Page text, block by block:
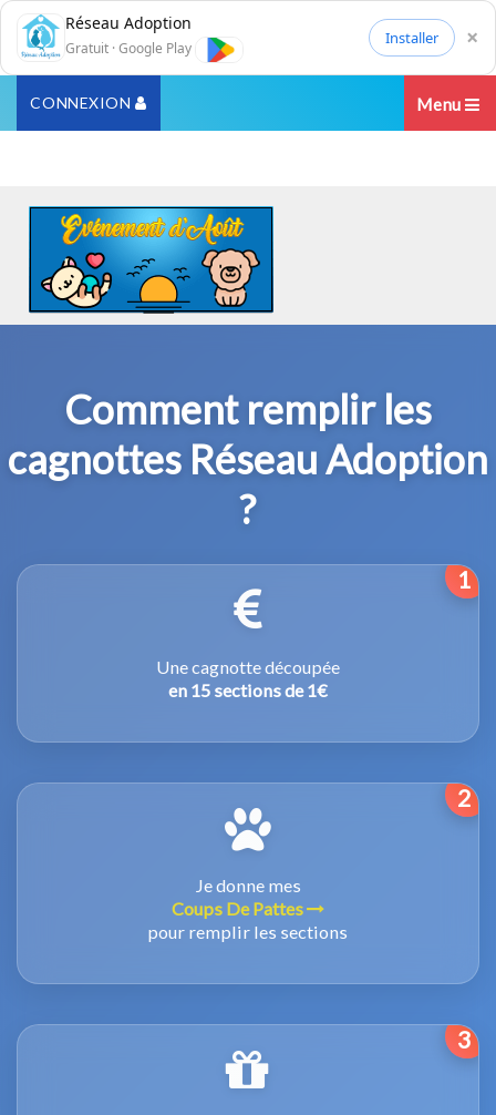
Réseau Adoption
Gratuit · Google Play
Installer ×
CONNEXION Menu
Comment remplir les
cagnottes Réseau Adoption
?
1
Une cagnotte découpée
en 15 sections de 1€
2
Je donne mes
Coups De Pattes
pour remplir les sections
3